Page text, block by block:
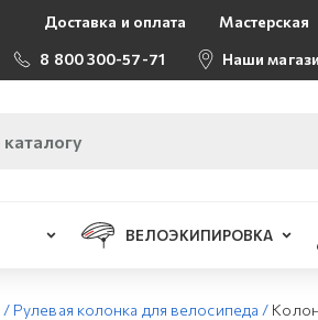
Доставка и оплата Мастерская
8 800 300-57-71
Наши
ВЕЛОЭКИПИРОВКА
/ Рулевая колонка для велосипеда /